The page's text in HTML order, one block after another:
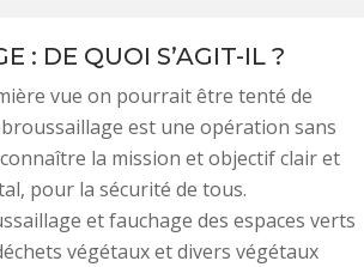
: DE QUOI S’AGIT-IL ?
vue on pourrait être tenté de
est une opération sans
la mission et objectif clair et
pour la sécurité de tous.
et fauchage des espaces verts
végétaux et divers végétaux